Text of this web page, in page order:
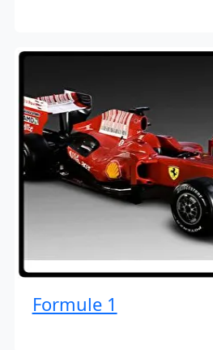
Formule 1